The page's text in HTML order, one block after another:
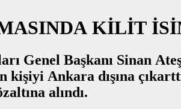
KİLİT
Genel Başkanı Sinan
Ankara dışına
alındı.